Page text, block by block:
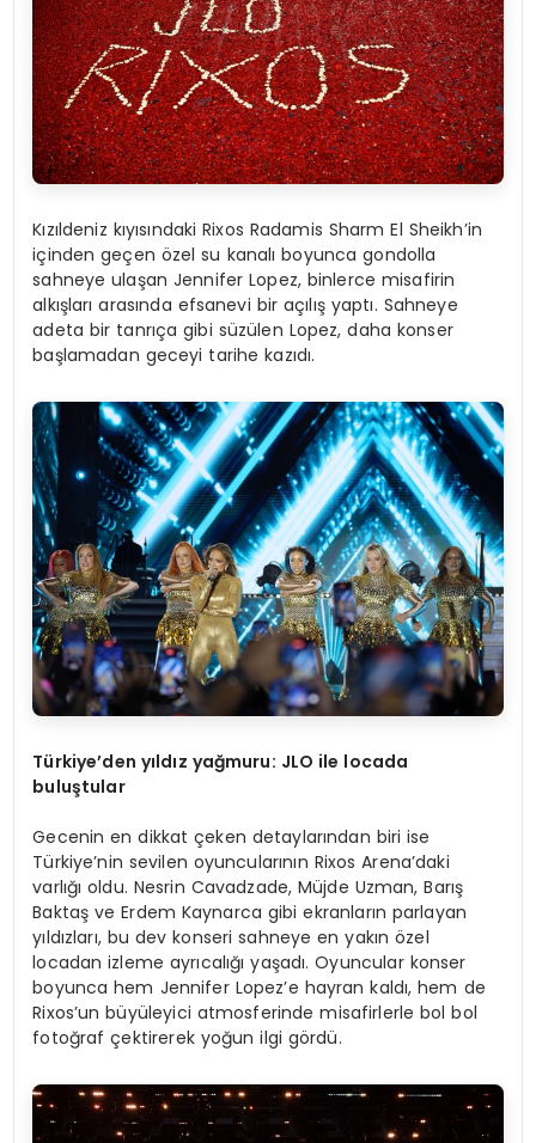
Kızıldeniz kıyısındaki Rixos Radamis Sharm El Sheikh’in
içinden geçen özel su kanalı boyunca gondolla
sahneye ulaşan Jennifer Lopez, binlerce misafirin
alkışları arasında efsanevi bir açılış yaptı. Sahneye
adeta bir tanrıça gibi süzülen Lopez, daha konser
başlamadan geceyi tarihe kazıdı.
Türkiye’den yıldız yağmuru: JLO ile locada
buluştular
Gecenin en dikkat çeken detaylarından biri ise
Türkiye’nin sevilen oyuncularının Rixos Arena’daki
varlığı oldu. Nesrin Cavadzade, Müjde Uzman, Barış
Baktaş ve Erdem Kaynarca gibi ekranların parlayan
yıldızları, bu dev konseri sahneye en yakın özel
locadan izleme ayrıcalığı yaşadı. Oyuncular konser
boyunca hem Jennifer Lopez’e hayran kaldı, hem de
Rixos’un büyüleyici atmosferinde misafirlerle bol bol
fotoğraf çektirerek yoğun ilgi gördü.